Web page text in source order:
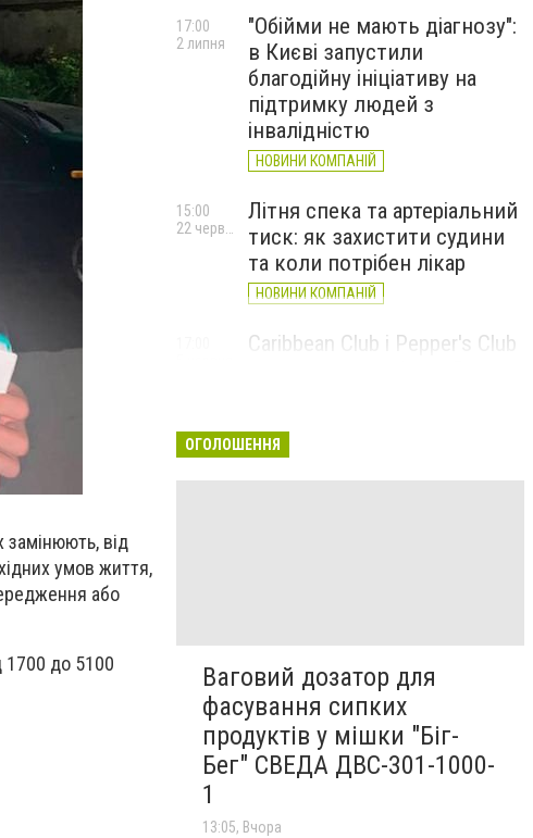
замінюють, від
умов життя,
або
1700 до 5100
"Обійми не мають діагнозу":
в Києві запустили
благодійну ініціативу на
підтримку людей з
інвалідністю
НОВИНИ КОМПАНІЙ
17:00
2 липня
Літня спека та артеріальний
тиск: як захистити судини
та коли потрібен лікар
НОВИНИ КОМПАНІЙ
15:00
Caribbean Club і Pepper's Club
НОВИНИ КОМПАНІЙ
ОГОЛОШЕННЯ
Ваговий дозатор для
фасування сипких
продуктів у мішки "Біг-
Бег" СВЕДА ДВС-301-1000-
1
13:05, Вчора